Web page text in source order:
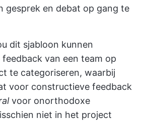
gesprek en debat op gang te
dit sjabloon kunnen
van een team op
te categoriseren, waarbij
voor constructieve feedback
voor onorthodoxe
niet in het project